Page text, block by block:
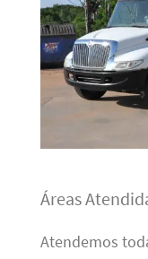
Áreas
Atendemos